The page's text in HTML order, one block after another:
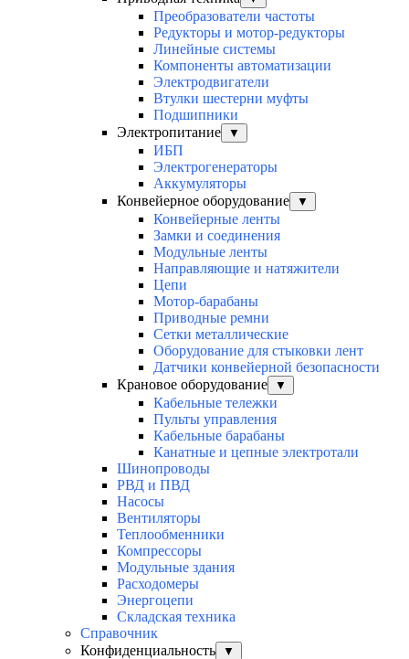
Преобразователи частоты
Редукторы и мотор-редукторы
Линейные системы
Компоненты автоматизации
Электродвигатели
Втулки шестерни муфты
Подшипники
Электропитание
▼
ИБП
Электрогенераторы
Аккумуляторы
Конвейерное оборудование
▼
Конвейерные ленты
Замки и соединения
Модульные ленты
Направляющие и натяжители
Цепи
Мотор-барабаны
Приводные ремни
Сетки металлические
Оборудование для стыковки лент
Датчики конвейерной безопасности
Крановое оборудование
▼
Кабельные тележки
Пульты управления
Кабельные барабаны
Канатные и цепные электротали
Шинопроводы
РВД и ПВД
Насосы
Вентиляторы
Теплообменники
Компрессоры
Модульные здания
Расходомеры
Энергоцепи
Складская техника
Справочник
Конфиденциальность
▼